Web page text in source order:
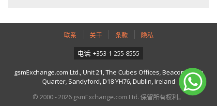
联系 关于 条款 隐私
电话: +353-1-255-8555
gsmExchange.com Ltd., Unit 21, The Cubes Offices, Beacon South
Quarter, Sandyford, D18 YH76, Dublin, Ireland
© 2000 - 2026 gsmExchange.com Ltd. 保留所有权利。